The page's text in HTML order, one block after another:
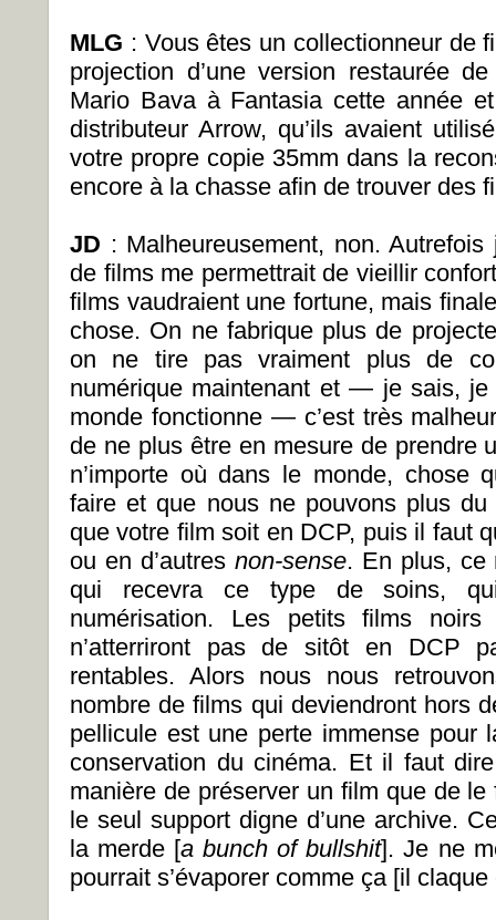
MLG : Vous êtes un collectionneur de
projection d’une version restaurée
Mario Bava à Fantasia cette année
distributeur Arrow, qu’ils avaient
votre propre copie 35mm dans la
encore à la chasse afin de trouver des
JD : Malheureusement, non.
de films me permettrait de vieillir
films vaudraient une fortune, mais
chose. On ne fabrique plus de
on ne tire pas vraiment plus de
numérique maintenant et — je sais, je
monde fonctionne — c’est très
de ne plus être en mesure de prendre
n’importe où dans le monde, chose
faire et que nous ne pouvons plus
que votre film soit en DCP, puis il faut
ou en d’autres non-sense. En plus, ce
qui recevra ce type de soins,
numérisation. Les petits films
n’atterriront pas de sitôt en DCP
rentables. Alors nous nous
nombre de films qui deviendront hors
pellicule est une perte immense pour
conservation du cinéma. Et il faut
manière de préserver un film que de
le seul support digne d’une archive.
la merde [a bunch of bullshit]. Je ne
pourrait s’évaporer comme ça [il